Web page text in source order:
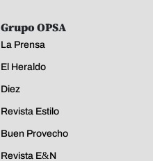
Grupo OPSA
La Prensa
El Heraldo
Diez
Revista Estilo
Buen Provecho
Revista E&N